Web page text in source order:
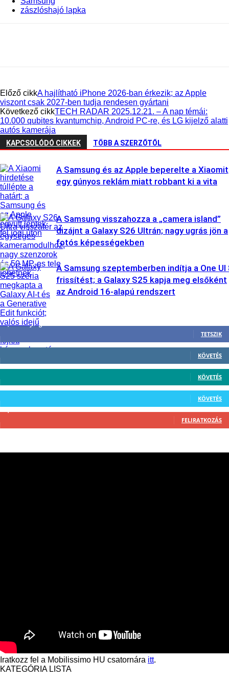
zászlóshajó lapka
Előző cikkA hajlítható iPhone 2026-ban érkezik; az Apple
viszont csak 2027-ben tudja rendesen gyártani
Következő cikkTECH RADAR 2025.12.21. – A nap témái:
10.000 qubites kvantumchip, Android PC-re, és LG kijelző alatti
autós kamerája
KAPCSOLÓDÓ CIKKEK TÖBB A SZERZŐTŐL
A Samsung és az Apple beperelte a
egy gúnyos reklám miatt robbant ki a vita
A Samsung visszahozza a „camera island”
dizájnt a Galaxy S26 Ultrán; nagy ugrás jön a
fotós képességekben
A Samsung szeptemberben indítja a One UI
frissítést; a Galaxy S25 kapja meg elsőként
az Android 16-alapú rendszert
3,452 Rajongók
TETSZIK
412 Követő
KÖVETÉS
KÖVETÉS
KÖVETÉS
FELIRATKOZÁS
Iratkozz fel a Mobilissimo HU csatornára itt.
KATEGÓRIA LISTA